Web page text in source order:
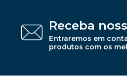
Receba
Entraremos em
produtos com os